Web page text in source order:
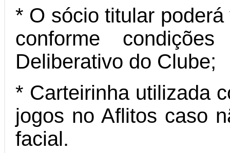
* O sócio titular
conforme
Deliberativo do Clube;
* Carteirinha utilizada
jogos no Aflitos caso
facial.